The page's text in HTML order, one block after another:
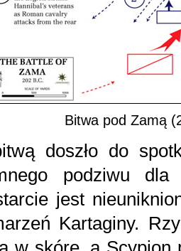
Bitwa pod Zamą
doszło do
podziwu
jest
Kartaginy.